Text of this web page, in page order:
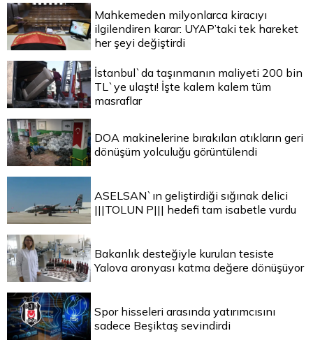
Mahkemeden milyonlarca kiracıyı
ilgilendiren karar: UYAP’taki tek hareket
her şeyi değiştirdi
İstanbul`da taşınmanın maliyeti 200 bin
TL`ye ulaştı! İşte kalem kalem tüm
masraflar
DOA makinelerine bırakılan atıkların geri
dönüşüm yolculuğu görüntülendi
ASELSAN`ın geliştirdiği sığınak delici
|||TOLUN P||| hedefi tam isabetle vurdu
Bakanlık desteğiyle kurulan tesiste
Yalova aronyası katma değere dönüşüyor
Spor hisseleri arasında yatırımcısını
sadece Beşiktaş sevindirdi